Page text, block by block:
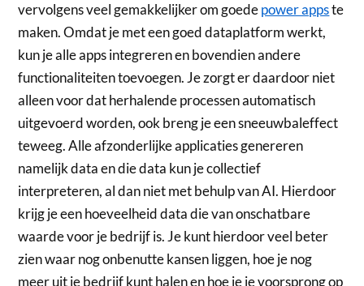
vervolgens veel gemakkelijker om goedepower appste
maken. Omdat je met een goed dataplatform werkt,
kun je alle apps integreren en bovendien andere
functionaliteiten toevoegen. Je zorgt er daardoor niet
alleen voor dat herhalende processen automatisch
uitgevoerd worden, ook breng je een sneeuwbaleffect
teweeg. Alle afzonderlijke applicaties genereren
namelijk data en die data kun je collectief
interpreteren, al dan niet met behulp van AI. Hierdoor
krijg je een hoeveelheid data die van onschatbare
waarde voor je bedrijf is. Je kunt hierdoor veel beter
zien waar nog onbenutte kansen liggen, hoe je nog
meer uit je bedrijf kunt halen en hoe je je voorsprong op